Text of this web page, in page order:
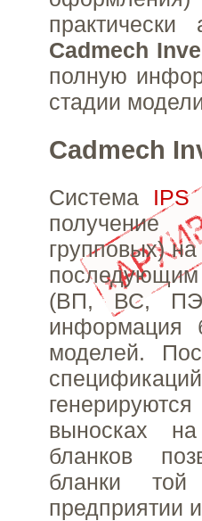
практически
Cadmech
полную
стадии
Cadmech
Система IPS
групповых)
(ВП, ВС,
информация
моделей.
выносках
бланков
бланки
предприятии